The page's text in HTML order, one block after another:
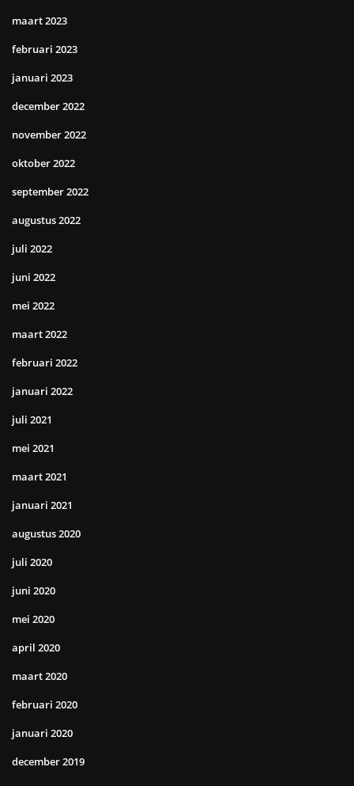
maart 2023
februari 2023
januari 2023
december 2022
november 2022
oktober 2022
september 2022
augustus 2022
juli 2022
juni 2022
mei 2022
maart 2022
februari 2022
januari 2022
juli 2021
mei 2021
maart 2021
januari 2021
augustus 2020
juli 2020
juni 2020
mei 2020
april 2020
maart 2020
februari 2020
januari 2020
december 2019